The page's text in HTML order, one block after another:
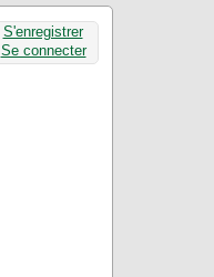
S'enregistrer
Se connecter